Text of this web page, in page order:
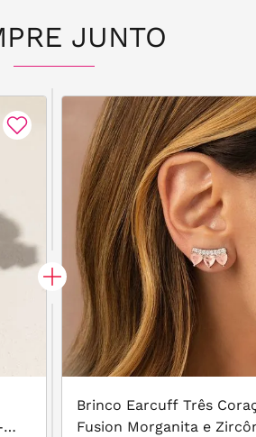
JUNTO
Brinco Earcuff Três
Fusion Morganita e